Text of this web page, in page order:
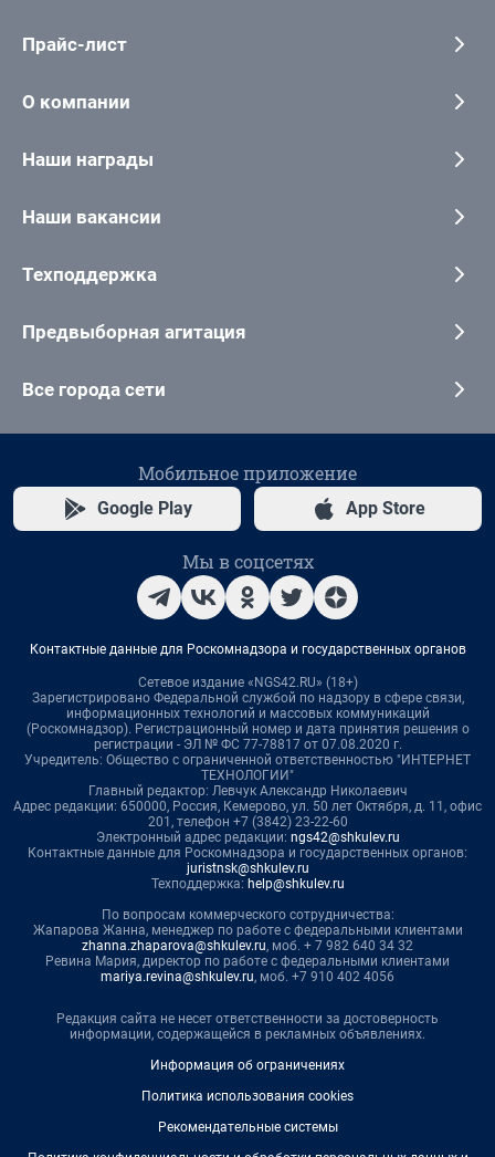
Прайс-лист
О компании
Наши награды
Наши вакансии
Техподдержка
Предвыборная агитация
Все города сети
Мобильное приложение
Google Play App Store
Мы в соцсетях
Контактные данные для Роскомнадзора и государственных органов
Сетевое издание «NGS42.RU» (18+)
Зарегистрировано Федеральной службой по надзору в сфере связи,
информационных технологий и массовых коммуникаций
(Роскомнадзор). Регистрационный номер и дата принятия решения о
регистрации - ЭЛ № ФС 77-78817 от 07.08.2020 г.
Учредитель: Общество с ограниченной ответственностью "ИНТЕРНЕТ
ТЕХНОЛОГИИ"
Главный редактор: Левчук Александр Николаевич
Адрес редакции: 650000, Россия, Кемерово, ул. 50 лет Октября, д. 11, офис
201, телефон +7 (3842) 23-22-60
Электронный адрес редакции: ngs42@shkulev.ru
Контактные данные для Роскомнадзора и государственных органов:
juristnsk@shkulev.ru
Техподдержка: help@shkulev.ru
По вопросам коммерческого сотрудничества:
Жапарова Жанна, менеджер по работе с федеральными клиентами
zhanna.zhaparova@shkulev.ru, моб. + 7 982 640 34 32
Ревина Мария, директор по работе с федеральными клиентами
mariya.revina@shkulev.ru, моб. +7 910 402 4056
Редакция сайта не несет ответственности за достоверность
информации, содержащейся в рекламных объявлениях.
Информация об ограничениях
Политика использования cookies
Рекомендательные системы